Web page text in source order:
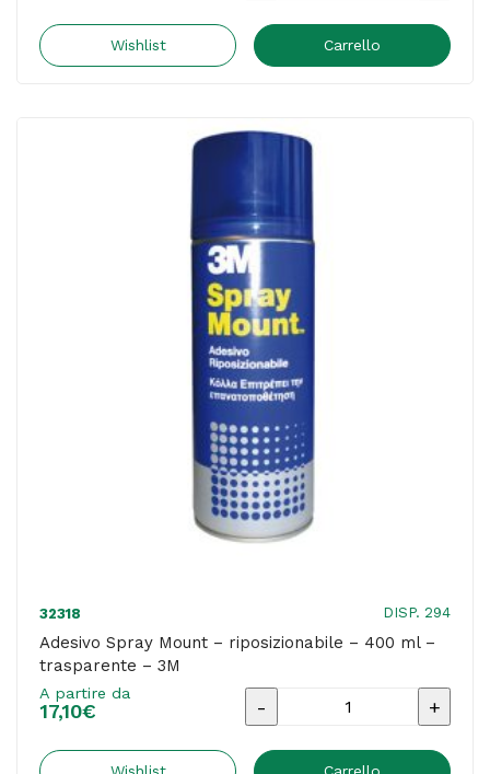
Display
400
-
trasparente
-
3M
quantità
Wishlist Carrello
32318 DISP. 294
Adesivo Spray Mount – riposizionabile – 400 ml –
trasparente – 3M
A partire da
17,10€
Adesivo
Mount